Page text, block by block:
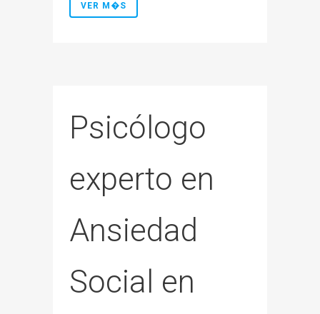
VER M�S
Psicólogo
experto en
Ansiedad
Social en